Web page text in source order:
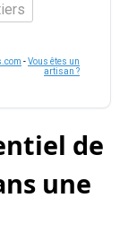
-Vous êtes un
artisan ?
de
une